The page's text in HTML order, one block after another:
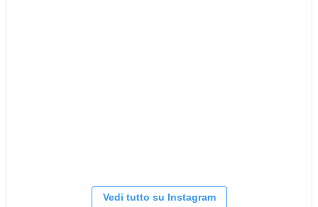
Vedi tutto su Instagram